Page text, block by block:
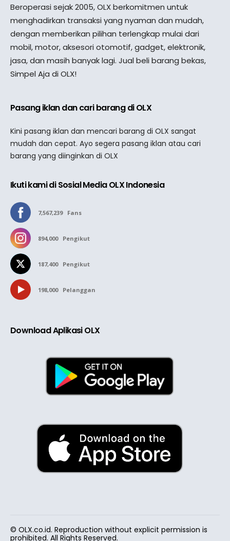
Beroperasi sejak 2005, OLX berkomitmen untuk
menghadirkan transaksi yang nyaman dan mudah,
dengan memberikan pilihan terlengkap mulai dari
mobil, motor, aksesori otomotif, gadget, elektronik,
jasa, dan masih banyak lagi. Jual beli barang bekas,
Simpel Aja di OLX!
Pasang iklan dan cari barang di OLX
Kini pasang iklan dan mencari barang di OLX sangat
mudah dan cepat. Ayo segera pasang iklan atau cari
barang yang diinginkan di OLX
Ikuti kami di Sosial Media OLX Indonesia
7,567,239 Fans
894,000 Pengikut
187,400 Pengikut
198,000 Pelanggan
Download Aplikasi OLX
© OLX.co.id. Reproduction without explicit permission is
prohibited. All Rights Reserved.